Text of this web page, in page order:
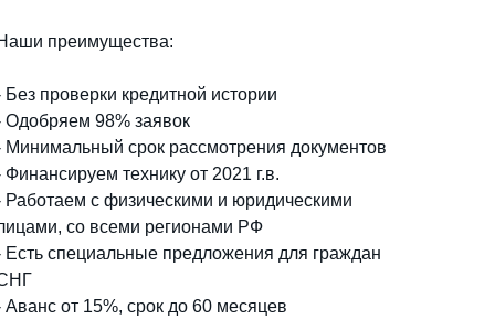
преимущества:
Без проверки кредитной истории
Одобряем 98% заявок
Минимальный срок рассмотрения документов
Финансируем технику от 2021 г.в.
Работаем с физическими и юридическими
со всеми регионами РФ
Есть специальные предложения для граждан
Аванс от 15%, срок до 60 месяцев